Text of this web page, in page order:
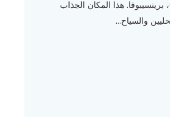
في GQ5G+8CJ، برينسيبوفا. هذا المكان الجذاب
والسياح...